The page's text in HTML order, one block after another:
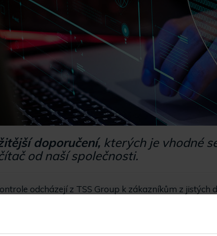
doporučení, kterých je vhodné
od naší společnosti.
odcházejí z TSS Group k zákazníkům z jistých
instalaci podceněna a toto výchozí "tovární"